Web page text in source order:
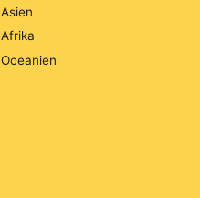
Asien
Afrika
Oceanien